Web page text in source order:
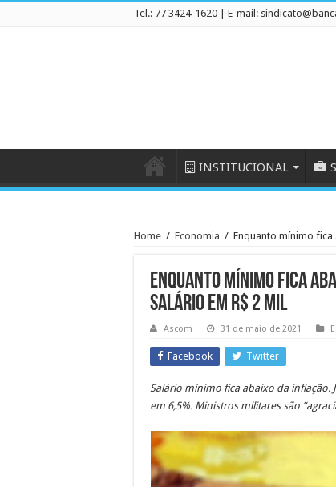
Tel.: 77 3424-1620 | E-mail:
INSTITUCIONAL
Home / Economia / Enquanto mínimo fica
Enquanto mínimo fica
salário em R$ 2 mil
Ascom 31 de maio de 2021
Facebook Twitter
Salário mínimo fica abaixo da
em 6,5%. Ministros militares são